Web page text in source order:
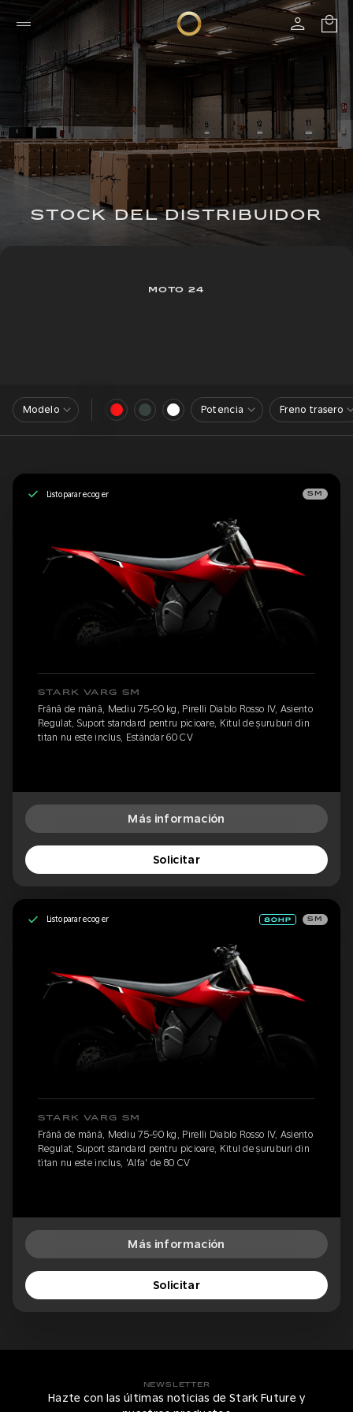
STOCK DEL DISTRIBUIDOR
MOTO 24
Modelo Potencia Freno trasero
Listo para recoger SM
STARK VARG SM
Frână de mână, Mediu 75-90 kg, Pirelli Diablo Rosso IV, Asiento
Regulat, Suport standard pentru picioare, Kitul de șuruburi din
titan nu este inclus, Estándar 60 CV
Más información
Solicitar
Listo para recoger SM
STARK VARG SM
Frână de mână, Mediu 75-90 kg, Pirelli Diablo Rosso IV, Asiento
Regulat, Suport standard pentru picioare, Kitul de șuruburi din
titan nu este inclus, 'Alfa' de 80 CV
Más información
Solicitar
NEWSLETTER
Hazte con las últimas noticias de Stark Future y